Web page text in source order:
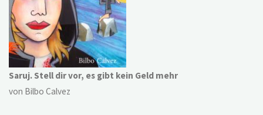
Saruj. Stell dir vor, es gibt kein Geld mehr
von Bilbo Calvez